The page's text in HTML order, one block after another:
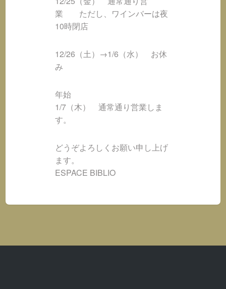
業 ただし、ワインバーは夜
10時閉店
12/26（土）→1/6（水） お休
み
年始
1/7（木） 通常通り営業しま
す。
どうぞよろしくお願い申し上げ
ます。
ESPACE BIBLIO